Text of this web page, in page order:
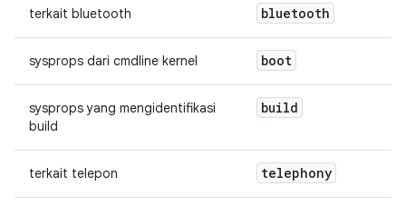
terkait bluetooth bluetooth
sysprops dari cmdline kernel boot
sysprops yang mengidentifikasi
build
build
terkait telepon telephony